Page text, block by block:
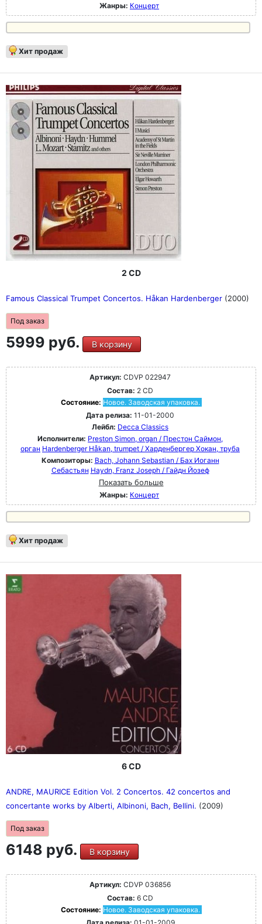
Жанры: Концерт
Хит продаж
2 CD
Famous Classical Trumpet Concertos. Håkan Hardenberger (2000)
Под заказ
5999 руб. В корзину
Артикул: CDVP 022947
Состав: 2 CD
Состояние: Новое. Заводская упаковка.
Дата релиза: 11-01-2000
Лейбл: Decca Classics
Исполнители: Preston Simon, organ / Престон Саймон,
орган Hardenberger Håkan, trumpet / Харденбергер Хокан, труба
Композиторы: Bach, Johann Sebastian / Бах Иоганн
Себастьян Haydn, Franz Joseph / Гайдн Йозеф
Показать больше
Жанры: Концерт
Хит продаж
6 CD
ANDRE, MAURICE Edition Vol. 2 Concertos. 42 concertos and
concertante works by Alberti, Albinoni, Bach, Bellini. (2009)
Под заказ
6148 руб. В корзину
Артикул: CDVP 036856
Состав: 6 CD
Состояние: Новое. Заводская упаковка.